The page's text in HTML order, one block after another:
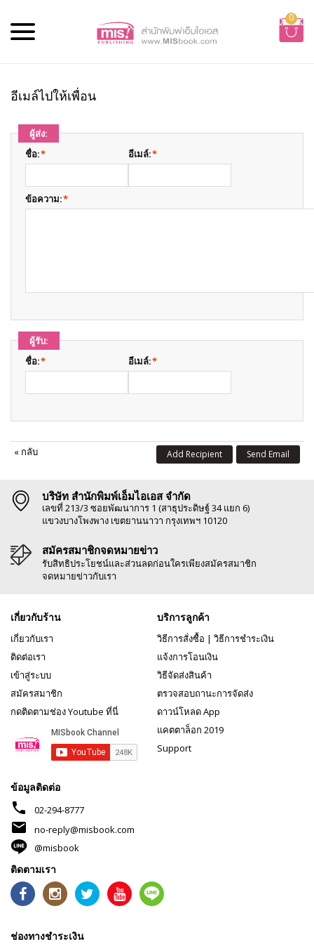
0
อีเมล์ไปให้เพื่อน
ผู้ส่ง:
*
ชื่อ: *
อีเมล์:
*
ข้อความ:
ผู้รับ:
*
ชื่อ: *
อีเมล์:
« กลับ Send Email
Add Recipient
บริษัท สำนักพิมพ์เอ็มไอเอส จำกัด
เลขที่ 213/3 ซอยพัฒนาการ 1 (สาธุประดิษฐ์ 34 แยก 6)
แขวงบางโพงพาง เขตยานนาวา กรุงเทพฯ 10120
สมัครสมาชิกจดหมายข่าว
รับสิทธิประโยชน์และส่วนลดก่อนใครเพียงสมัครสมาชิก
จดหมายข่าวกับเรา
เกี่ยวกับร้าน
เกี่ยวกับเรา
ติดต่อเรา
เข้าสู่ระบบ
สมัครสมาชิก
กดติดตามช่อง Youtube ที่นี่
บริการลูกค้า
วิธีการสั่งซื้อ | วิธีการชำระเงิน
แจ้งการโอนเงิน
วิธีจัดส่งสินค้า
ตรวจสอบถานะการจัดส่ง
ดาวน์โหลด App
แคตตาล็อก 2019
Support
ข้อมูลติดต่อ
phone 02-294-8777
mail
no-reply@misbook.com
@misbook
ติดตามเรา
ช่องทางชำระเงิน